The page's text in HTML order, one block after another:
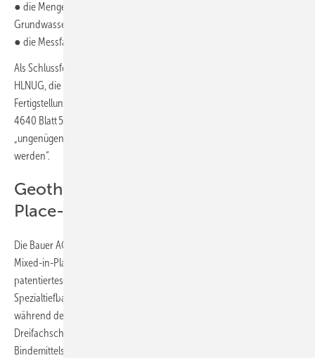
● die Menge an Verfüllmaterial in Abhängigkeit von Klüften,
Grundwasserspiegel und die Art des Umgebungsgesteins sowie
● die Messfahrtgeschwindigkeit der Messsonde.
Als Schlussfolgerung aus den Messreihen (
HLNUG, die Temperaturmessung frühestens 14 Tage nach
Fertigstellung der EWS durchzuführen. Die Empfehlungen der in VDI
4640 Blatt 5 angegebenen Ausgleichszeit sind, Zitat Rumohr,
„ungenügend bis falsch. Diese Empfehlungen müssen überarbeitet
werden“.
Geothermisch aktivierte Mixed-in-
Place-Wand
Die Bauer AG, Schrobenhausen, baut seit Jahrzehnten sogenannte
Mixed-in-Place(MIP)-Wände. Dabei handelt es sich um ein
patentiertes Verfahren zur Herstellung von unterirdischen Wänden im
Spezialtiefbau. Die Besonderheit des Verfahrens liegt darin, dass
während des Bohrprozesses – in der Regel mit einer
Dreifachschnecke – der anstehende Boden und eine
Bindemittelsuspension an Ort und Stelle vermischt und vermörtelt